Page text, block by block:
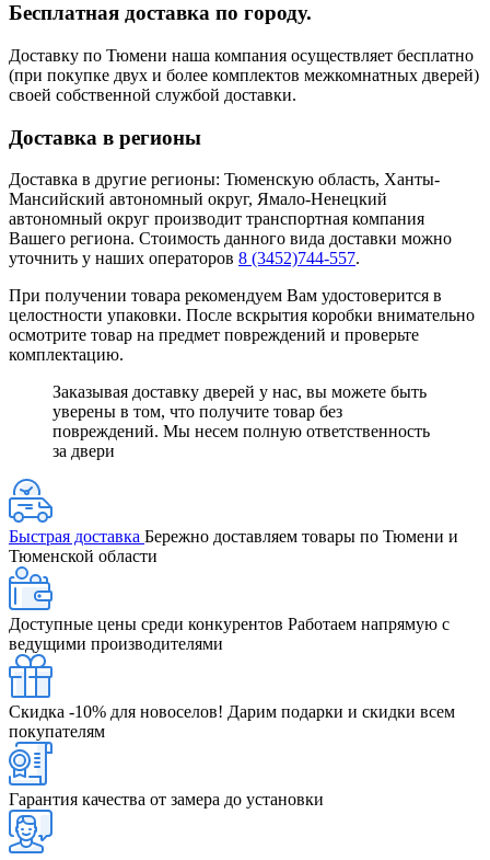
Бесплатная доставка по городу.
Доставку по Тюмени наша компания осуществляет бесплатно
(при покупке двух и более комплектов межкомнатных дверей)
своей собственной службой доставки.
Доставка в регионы
Доставка в другие регионы: Тюменскую область, Ханты-
Мансийский автономный округ, Ямало-Ненецкий
автономный округ производит транспортная компания
Вашего региона. Стоимость данного вида доставки можно
уточнить у наших операторов 8 (3452)744-557.
При получении товара рекомендуем Вам удостоверится в
целостности упаковки. После вскрытия коробки внимательно
осмотрите товар на предмет повреждений и проверьте
комплектацию.
Заказывая доставку дверей у нас, вы можете быть
уверены в том, что получите товар без
повреждений. Мы несем полную ответственность
за двери
Быстрая доставка Бережно доставляем товары по Тюмени и
Тюменской области
Доступные цены среди конкурентов Работаем напрямую с
ведущими производителями
Скидка -10% для новоселов! Дарим подарки и скидки всем
покупателям
Гарантия качества от замера до установки